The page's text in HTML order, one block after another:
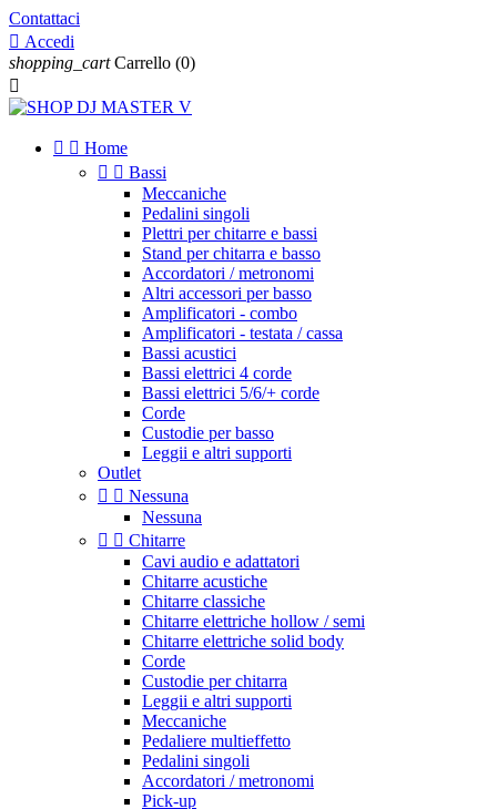
Contattaci
 Accedi
shopping_cart Carrello (0)

  Home
  Bassi
Meccaniche
Pedalini singoli
Plettri per chitarre e bassi
Stand per chitarra e basso
Accordatori / metronomi
Altri accessori per basso
Amplificatori - combo
Amplificatori - testata / cassa
Bassi acustici
Bassi elettrici 4 corde
Bassi elettrici 5/6/+ corde
Corde
Custodie per basso
Leggii e altri supporti
Outlet
  Nessuna
Nessuna
  Chitarre
Cavi audio e adattatori
Chitarre acustiche
Chitarre classiche
Chitarre elettriche hollow / semi
Chitarre elettriche solid body
Corde
Custodie per chitarra
Leggii e altri supporti
Meccaniche
Pedaliere multieffetto
Pedalini singoli
Accordatori / metronomi
Pick-up